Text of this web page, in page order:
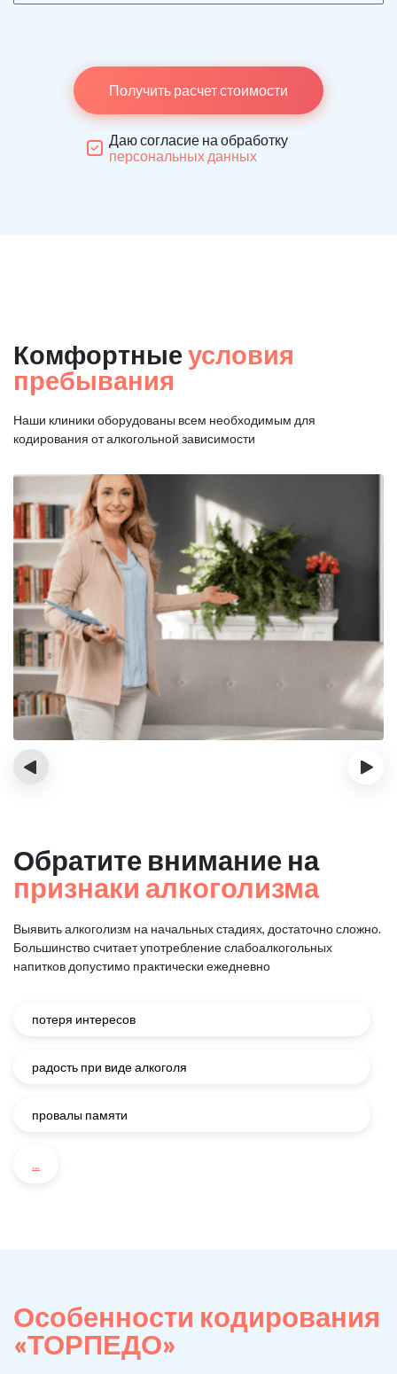
Получить расчет стоимости
Даю согласие на обработку
персональных данных
Комфортные условия
пребывания
Наши клиники оборудованы всем необходимым для
кодирования от алкогольной зависимости
‹ ›
Обратите внимание на
признаки алкоголизма
Выявить алкоголизм на начальных стадиях, достаточно сложно.
Большинство считает употребление слабоалкогольных
напитков допустимо практически ежедневно
потеря интересов
радость при виде алкоголя
провалы памяти
...
Особенности кодирования
«ТОРПЕДО»